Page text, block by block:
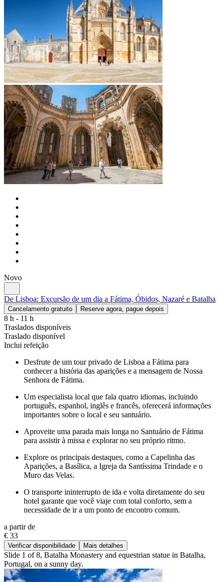
Novo
De Lisboa: Excursão de um dia a Fátima, Óbidos, Nazaré e Batalha
Cancelamento gratuito Reserve agora, pague depois
8 h - 11 h
Traslados disponíveis
Traslado disponível
Inclui refeição
Desfrute de um tour privado de Lisboa a Fátima para
conhecer a história das aparições e a mensagem de Nossa
Senhora de Fátima.
Um especialista local que fala quatro idiomas, incluindo
português, espanhol, inglês e francês, oferecerá informações
importantes sobre o local e seu santuário.
Aproveite uma parada mais longa no Santuário de Fátima
para assistir à missa e explorar no seu próprio ritmo.
Explore os principais destaques, como a Capelinha das
Aparições, a Basílica, a Igreja da Santíssima Trindade e o
Muro das Velas.
O transporte ininterrupto de ida e volta diretamente do seu
hotel garante que você viaje com total conforto, sem a
necessidade de ir a um ponto de encontro comum.
a partir de
€ 33
Verificar disponibilidade Mais detalhes
Slide 1 of 8, Batalha Monastery and equestrian statue in Batalha,
Portugal, on a sunny day.